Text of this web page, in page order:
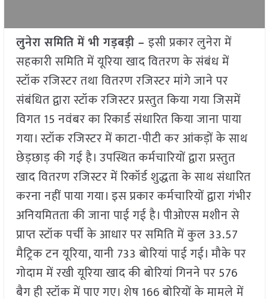
लुनेरा समिति में भी गड़बड़ी –इसी प्रकार लुनेरा में
सहकारी समिति में यूरिया खाद वितरण के संबंध में
स्टॉक रजिस्टर तथा वितरण रजिस्टर मांगे जाने पर
संबंधित द्वारा स्टॉक रजिस्टर प्रस्तुत किया गया जिसमें
विगत 15 नवंबर का रिकार्ड संधारित किया जाना पाया
गया। स्टॉक रजिस्टर में काटा-पीटी कर आंकड़ों के साथ
छेड़छाड़ की गई है। उपस्थित कर्मचारियों द्वारा प्रस्तुत
खाद वितरण रजिस्टर में रिकॉर्ड शुद्धता के साथ संधारित
करना नहीं पाया गया। इस प्रकार कर्मचारियों द्वारा गंभीर
अनियमितता की जाना पाई गई है। पीओएस मशीन से
प्राप्त स्टॉक पर्ची के आधार पर समिति में कुल 33.57
मैट्रिक टन यूरिया, यानी 733 बोरियां पाई गई। मौके पर
गोदाम में रखी यूरिया खाद की बोरियां गिनने पर 576
बैग ही स्टॉक में पाए गए। शेष 166 बोरियों के मामले में